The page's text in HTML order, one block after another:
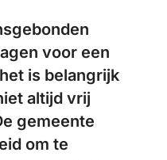
voor een
is belangrijk
altijd vrij
gemeente
om te